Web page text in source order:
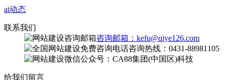
ai动态
联系我们
咨询邮箱：kefu@qiye126.com
咨询热线：0431-88981105
微信公众号：CA88集团(中国区)科技
给我们留言